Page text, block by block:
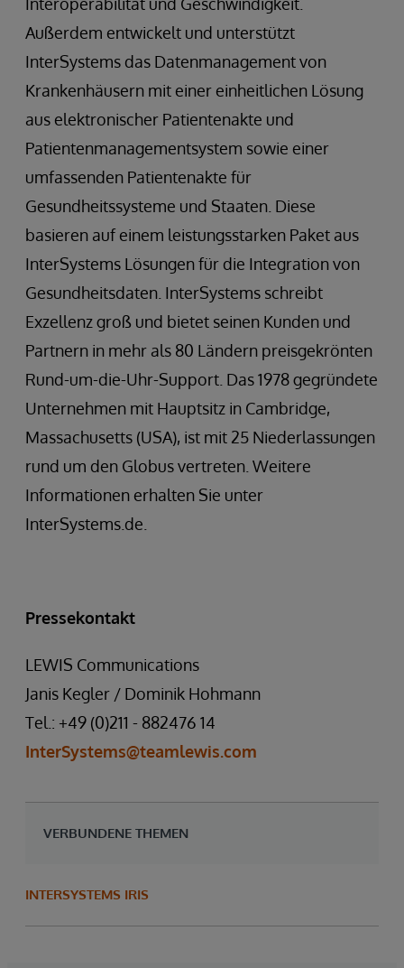
Außerdem entwickelt und unterstützt
InterSystems das Datenmanagement von
Krankenhäusern mit einer einheitlichen Lösung
aus elektronischer Patientenakte und
Patientenmanagementsystem sowie einer
umfassenden Patientenakte für
Gesundheitssysteme und Staaten. Diese
basieren auf einem leistungsstarken Paket aus
InterSystems Lösungen für die Integration von
Gesundheitsdaten. InterSystems schreibt
Exzellenz groß und bietet seinen Kunden und
Partnern in mehr als 80 Ländern preisgekrönten
Rund-um-die-Uhr-Support. Das 1978 gegründete
Unternehmen mit Hauptsitz in Cambridge,
Massachusetts (USA), ist mit 25 Niederlassungen
rund um den Globus vertreten. Weitere
Informationen erhalten Sie unter
InterSystems.de.
Pressekontakt
LEWIS Communications
Janis Kegler / Dominik Hohmann
Tel.: +49 (0)211 - 882476 14
InterSystems@teamlewis.com
VERBUNDENE THEMEN
INTERSYSTEMS IRIS